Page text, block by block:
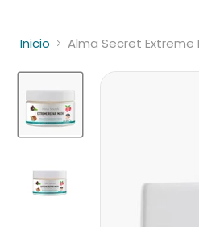
Inicio Alma Secret Extreme